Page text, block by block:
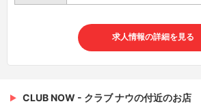
求人情報の詳細を見る
CLUB NOW - クラブ ナウの付近のお店